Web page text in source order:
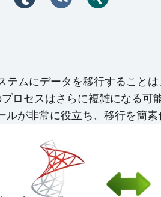
ムにデータを移行すること
ロセスはさらに複雑になる
が非常に役立ち、移行を簡